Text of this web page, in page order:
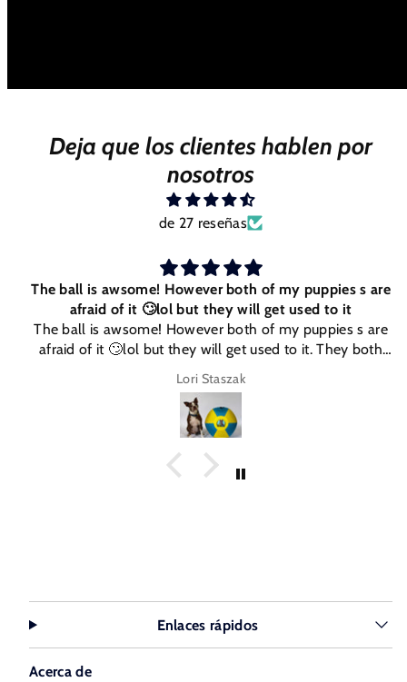
Deja que los clientes hablen por
nosotros
de 27 reseñas
The ball is awsome! However both of my puppies s are
afraid of it 🙄lol but they will get used to it
The ball is awsome! However both of my puppies s are
afraid of it 🙄lol but they will get used to it. They both
are young!
Lori Staszak
Enlaces rápidos
Acerca de